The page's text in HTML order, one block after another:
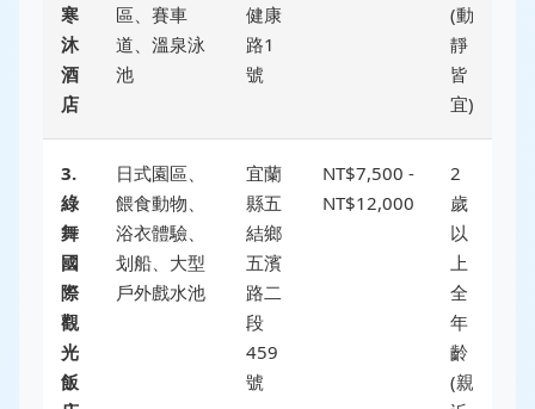
寒
沐
酒
店
區、賽車
道、溫泉泳
池
健康
路1
號
(動
靜
皆
宜)
3.
綠
舞
國
際
觀
光
飯
日式園區、
餵食動物、
浴衣體驗、
划船、大型
戶外戲水池
宜蘭
縣五
結鄉
五濱
路二
段
459
號
NT$7,500 -
NT$12,000
2
歲
以
上
全
年
齡
(親